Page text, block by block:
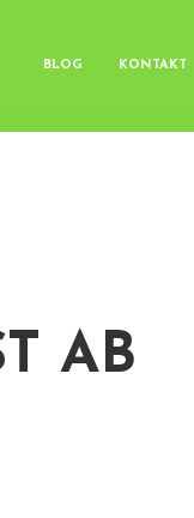
BLOG KONTAKT
AB